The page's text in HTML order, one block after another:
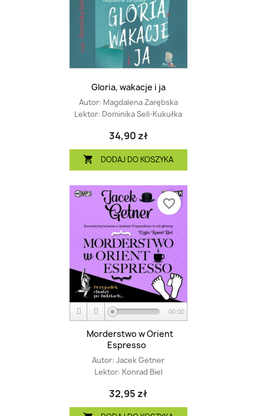
Gloria, wakacje i ja
Autor: Magdalena Zarębska
Lektor: Dominika Sell-Kukułka
34,90 zł
 DODAJ DO KOSZYKA
00:00
Morderstwo w Orient
Espresso
Autor: Jacek Getner
Lektor: Konrad Biel
32,95 zł
favorite_border